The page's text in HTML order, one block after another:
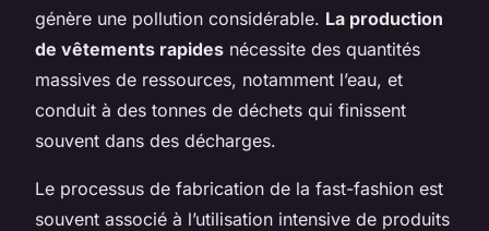
génère une pollution considérable. La production
de vêtements rapides nécessite des quantités
massives de ressources, notamment l’eau, et
conduit à des tonnes de déchets qui finissent
souvent dans des décharges.
Le processus de fabrication de la fast-fashion est
souvent associé à l’utilisation intensive de produits